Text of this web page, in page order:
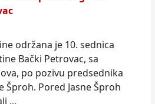
održana je 10. sednica
Bački Petrovac, sa
po pozivu predsednika
Šproh. Pored Jasne Šproh
...